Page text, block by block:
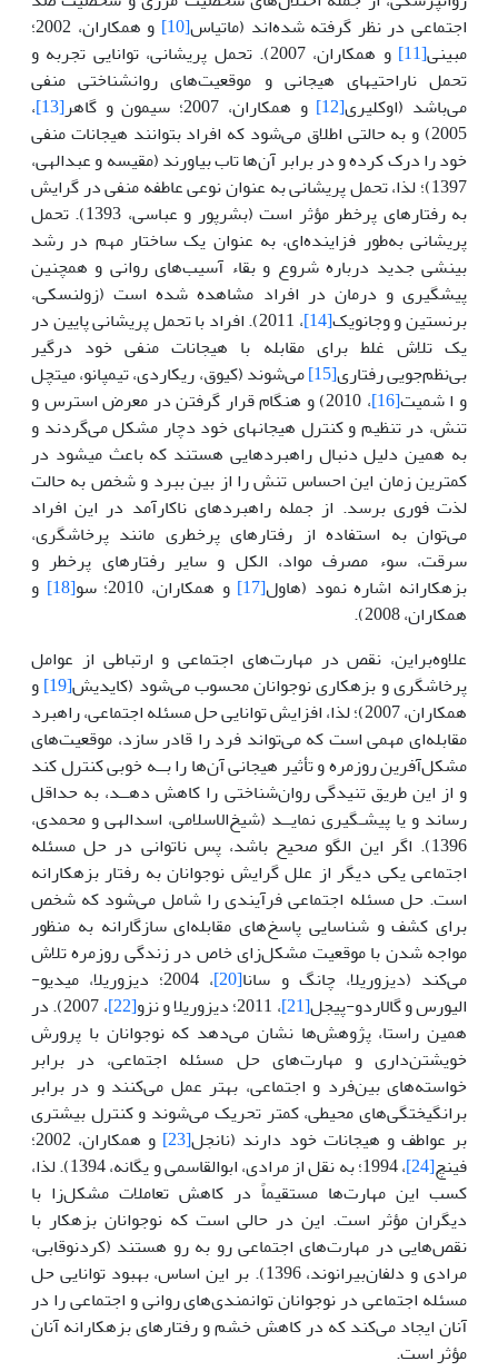
اجتماعی در نظر گرفته شده‌اند (ماتیاس[10]
و همکاران، 2002؛
مبینی[11]
و همکاران، 2007). تحمل پریشانی، توانایی تجربه و
تحمل ناراحتی­های هیجانی و موقعیت‌های روانشناختی منفی
می‌باشد (اوکلیری[12] و همکاران، 2007؛ سیمون و گاهر [13]
،
2005) و به حالتی اطلاق می‌شود که افراد بتوانند هیجانات منفی
خود را درک کرده و در برابر آن‌ها تاب بیاورند (مقیسه و عبدالهی،
1397)؛ لذا، تحمل پریشانی به عنوان نوعی عاطفه منفی در گرایش
به رفتارهای پرخطر مؤثر است (بشرپور و عباسی، 1393). تحمل
پریشانی به‌طور فزاینده‌ای، به عنوان یک ساختار مهم در رشد
بینشی جدید درباره شروع و بقاء آسیب‌های روانی و همچنین
پیشگیری و درمان در افراد مشاهده ‌شده است (زولنسکی،
برنستین و وجانویک[14]
، 2011). افراد با تحمل پریشانی پایین در
یک تلاش غلط برای مقابله با هیجانات منفی خود درگیر
بی‌نظم‌جویی رفتاری[15]
می‌شوند (کیوق، ریکاردی، تیمپانو، میتچل
و ا شمیت[16]
، 2010) و هنگام قرار گرفتن در معرض استرس و
تنش، در تنظیم و کنترل هیجان­های خود دچار مشکل می‌گردند و
به همین دلیل دنبال راهبردهایی هستند که باعث می­شود در
کمترین زمان این احساس تنش را از بین ببرد و شخص به حالت
لذت فوری برسد. از جمله راهبردهای ناکارآمد در این افراد
می‌توان به استفاده از رفتارهای پرخطری مانند پرخاشگری،
سرقت، سوء مصرف مواد، الکل و سایر رفتارهای پرخطر و
بزهکارانه اشاره نمود (هاول[17] و همکاران، 2010؛ سو [18]
و
همکاران، 2008).
علاوه‌براین، نقص در مهارت‌های اجتماعی و ارتباطی از عوامل
پرخاشگری و بزهکاری نوجوانان محسوب می‌شود (کایدیش[19]
و
همکاران، 2007)؛ لذا، افزایش توانایی حل مسئله اجتماعی، راهبرد
مقابله‌ای مهمی است که می‌تواند فرد را قادر سازد، موقعیت‌های
مشکل‌آفرین روزمره و تأثیر هیجانی آن‌ها را بــه خوبی کنترل کند
و از این طریق تنیدگی روان‌شناختی را کاهش دهــد، به حداقل
رساند و یا پیشـگیری نمایــد (شیخ‌الاسلامی، اسدالهی و محمدی،
1396). اگر این الگو صحیح باشد، پس ناتوانی در حل مسئله
اجتماعی یکی دیگر از علل گرایش نوجوانان به رفتار بزهکارانه
است. حل مسئله اجتماعی فرآیندی را شامل می‌شود که شخص
برای کشف و شناسایی پاسخ‌های مقابله‌ای سازگارانه به منظور
مواجه شدن با موقعیت مشکل‌زای خاص در زندگی روزمره تلاش
می‌کند (دیزوریلا، چانگ و سانا[20]
، 2004؛ دیزوریلا، میدیو-
الیورس و گالاردو-پیجل[21] ، 2011؛ دیزوریلا و نزو [22]
، 2007). در
همین راستا، پژوهش‌ها نشان می‌دهد که نوجوانان با پرورش
خویشتن‌داری و مهارت‌های حل مسئله اجتماعی، در برابر
خواسته‌های بین‌فرد و اجتماعی، بهتر عمل می‌کنند و در برابر
برانگیختگی‌های محیطی، کمتر تحریک می‌شوند و کنترل بیشتری
بر عواطف و هیجانات خود دارند (نانجل[23]
و همکاران، 2002؛
فینچ[24]
، 1994؛ به نقل از مرادی، ابوالقاسمی و یگانه، 1394). لذا،
کسب این مهارت‌ها مستقیماً در کاهش تعاملات مشکل‌زا با
دیگران مؤثر است. این در حالی است که نوجوانان بزهکار با
نقص‌هایی در مهارت‌های اجتماعی رو به رو هستند (کردنوقابی،
مرادی و دلفان‌بیرانوند، 1396). بر این اساس، بهبود توانایی حل
مسئله اجتماعی در نوجوانان توانمندی‌های روانی و اجتماعی را در
آنان ایجاد می‌کند که در کاهش خشم و رفتارهای بزهکارانه آنان
مؤثر است.